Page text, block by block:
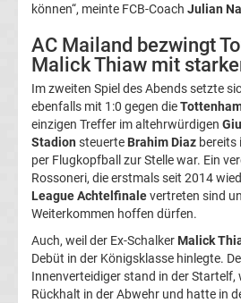
vom
Transfermarkt
Trainerentlassungen
Bundesliga
Porträts
Fußballklubs
können“, meinte FCB-Coach Julian
AC Mailand bezwingt
Malick Thiaw mit
Im zweiten Spiel des Abends setzte
ebenfalls mit 1:0 gegen die
einzigen Treffer im altehrwürdigen
Stadion steuerte Brahim Diaz bereits
per Flugkopfball zur Stelle war. Ein
Rossoneri, die erstmals seit 2014
League Achtelfinalevertreten sind
Weiterkommen hoffen dürfen.
Auch, weil der Ex-Schalker Malick
Debüt in der Königsklasse hinlegte.
Innenverteidiger stand in der Startelf,
Rückhalt in der Abwehr und hatte in